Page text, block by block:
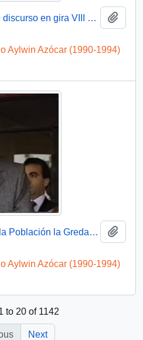
Presidente Aylwin ofrece discurso en gira VIII Región, Tomé : video
Aylwin Azócar (1990-1994)
Presidente Aylwin visita la Población la Greda en gira VIII Región: video
Aylwin Azócar (1990-1994)
to 20 of 1142
Next